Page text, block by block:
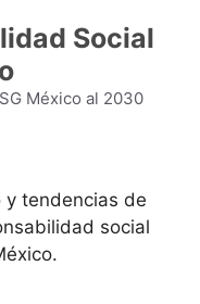
Social
México al 2030
y tendencias de
social